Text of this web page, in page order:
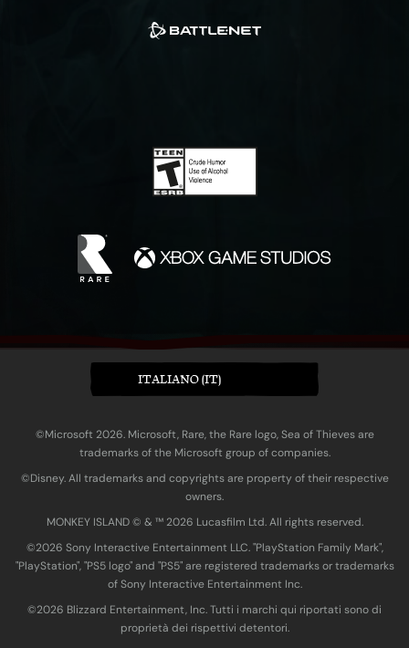
ITALIANO (IT)
©Microsoft 2026. Microsoft, Rare, the Rare logo, Sea of Thieves are
trademarks of the Microsoft group of companies.
©Disney. All trademarks and copyrights are property of their respective
owners.
MONKEY ISLAND © & ™ 20‍26 Lucasfilm Ltd. All rights reserved.
©2026 Sony Interactive Entertainment LLC. "PlayStation Family Mark",
"PlayStation", "PS5 logo" and "PS5" are registered trademarks or trademarks
of Sony Interactive Entertainment Inc.
©2026 Blizzard Entertainment, Inc. Tutti i marchi qui riportati sono di
proprietà dei rispettivi detentori.